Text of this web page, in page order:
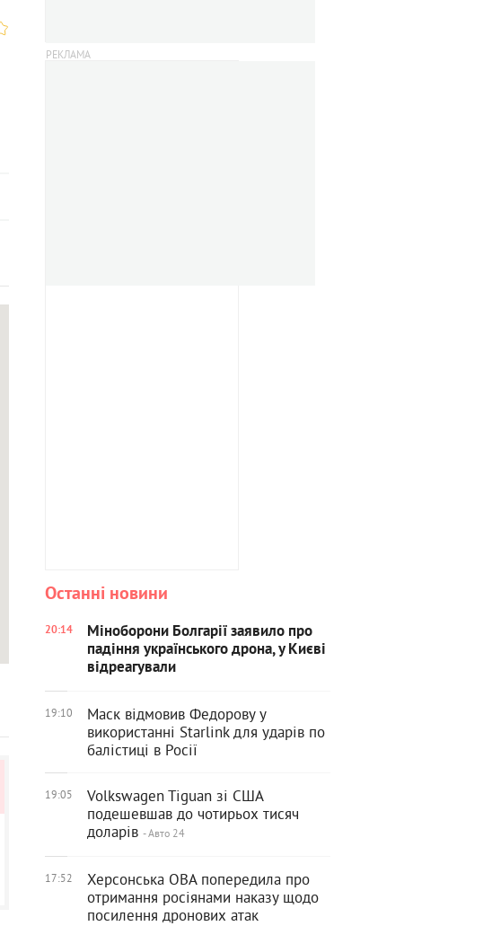
Останні новини
20:14
Міноборони Болгарії заявило про
падіння українського дрона, у Києві
відреагували
19:10
Маск відмовив Федорову у
використанні Starlink для ударів по
балістиці в Росії
19:05
Volkswagen Tiguan зі США
подешевшав до чотирьох тисяч
доларів- Авто 24
17:52
Херсонська ОВА попередила про
отримання росіянами наказу щодо
посилення дронових атак